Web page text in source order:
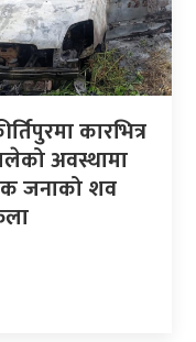
कारभित्र
अवस्थामा
जनाको शव